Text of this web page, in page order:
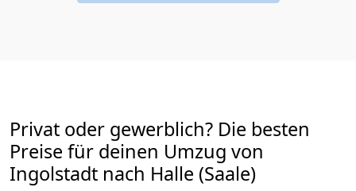
Privat oder gewerblich? Die besten
Preise für deinen Umzug von
Ingolstadt nach Halle (Saale)